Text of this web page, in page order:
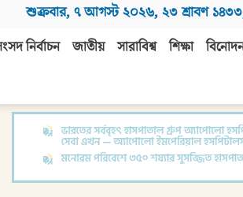
শুক্রবার, ৭ আগস্ট ২০২৬, ২৩ শ্রাবণ ১৪৩৩
নির্বাচন জাতীয় সারাবিশ্ব শিক্ষা